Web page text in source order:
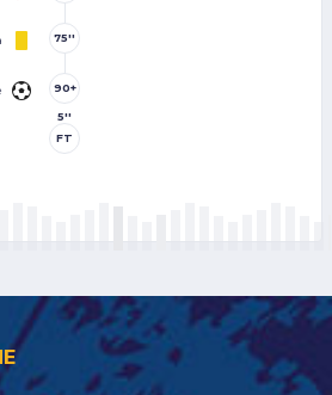
75''
90+
5''
FT